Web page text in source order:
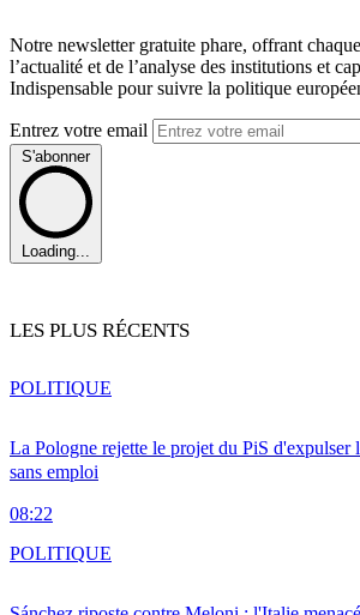
Notre newsletter gratuite phare, offrant
l’actualité et de l’analyse des institutions et
Indispensable pour suivre la politique
Entrez votre email
S'abonner
Loading...
LES PLUS RÉCENTS
La Pologne rejette le projet du PiS d'expulser
sans emploi
08:22
POLITIQUE
POLITIQUE